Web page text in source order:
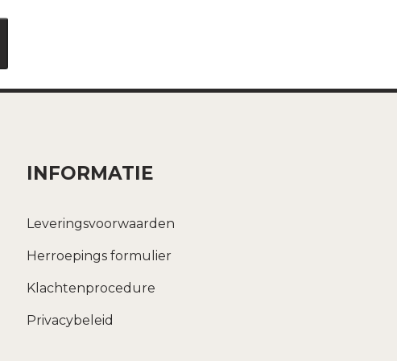
INFORMATIE
Leveringsvoorwaarden
Herroepings formulier
Klachtenprocedure
Privacybeleid